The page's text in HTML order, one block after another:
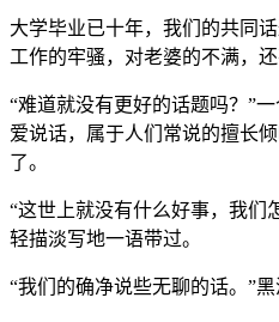
大学毕业已十年，我们的共同
工作的牢骚，对老婆的不满，还
“难道就没有更好的话题吗？”
爱说话，属于人们常说的擅长
了。
“这世上就没有什么好事，我们
轻描淡写地一语带过。
“我们的确净说些无聊的话。”黑